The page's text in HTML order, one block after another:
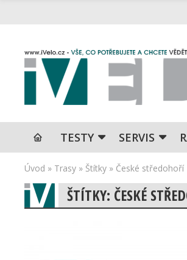
TESTY SERVIS
Úvod » Trasy » Štítky » České středohoří
ŠTÍTKY: ČESKÉ